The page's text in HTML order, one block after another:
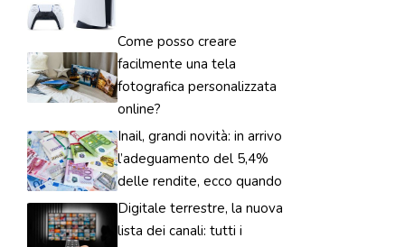
Come posso creare
facilmente una tela
fotografica personalizzata
online?
Inail, grandi novità: in arrivo
l’adeguamento del 5,4%
delle rendite, ecco quando
Digitale terrestre, la nuova
lista dei canali: tutti i